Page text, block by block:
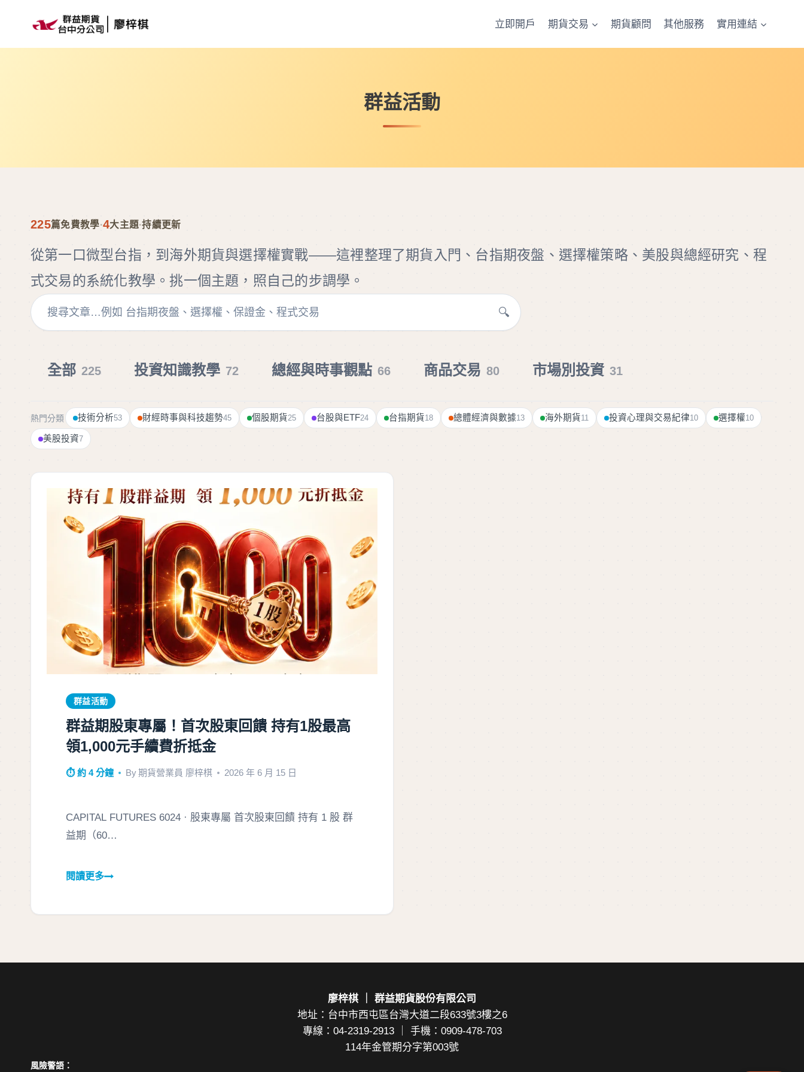
立即開戶 期貨交易 期貨顧問 其他服務 實用連結
群益活動
225篇免費教學·4大主題·持續更新
從第一口微型台指，到海外期貨與選擇權實戰——這裡整理了期貨入門、台指期夜盤、選擇權策略、美股與總經研究、程
式交易的系統化教學。挑一個主題，照自己的步調學。
🔍
全部 225 投資知識教學 72 總經與時事觀點 66 商品交易 80 市場別投資 31
熱門分類 技術分析53 財經時事與科技趨勢45 個股期貨25 台股與ETF24 台指期貨18 總體經濟與數據13 海外期貨11 投資心理與交易紀律10 選擇權10
美股投資7
群益活動
群益期股東專屬！首次股東回饋 持有1股最高
領1,000元手續費折抵金
⏱ 約 4 分鐘 By期貨營業員 廖梓棋 2026 年 6 月 15 日
CAPITAL FUTURES 6024 · 股東專屬 首次股東回饋 持有 1 股 群
益期（60…
廖梓棋 ｜ 群益期貨股份有限公司
地址：台中市西屯區台灣大道二段633號3樓之6
專線：04-2319-2913 ｜ 手機：0909-478-703
114年金管期分字第003號
風險警語：